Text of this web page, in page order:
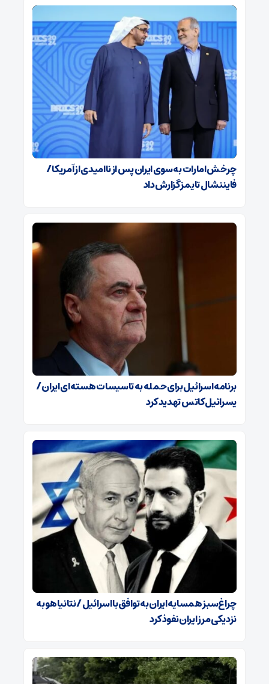
چرخش امارات به سوی ایران پس از ناامیدی از آمریکا /
فایننشال تایمز گزارش داد
برنامه اسرائیل برای حمله به تاسیسات هسته‌ای ایران /
یسرائیل کاتس تهدید کرد
چراغ‌سبز همسایه ایران به توافق با اسرائیل / نتانیاهو به
نزدیکی مرز ایران نفوذ کرد